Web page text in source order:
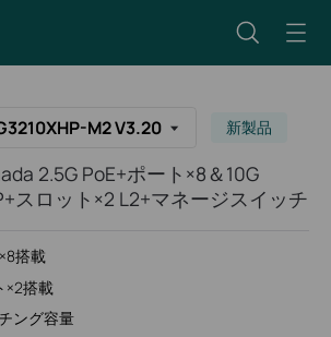
M2 V3.20 新製品
2.5G PoE+ポート×8＆10G
スロット×2 L2+マネージスイッチ
搭載
×2搭載
ング容量